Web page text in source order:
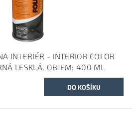
INTERIÉR - INTERIOR COLOR
LESKLÁ, OBJEM: 400 ML